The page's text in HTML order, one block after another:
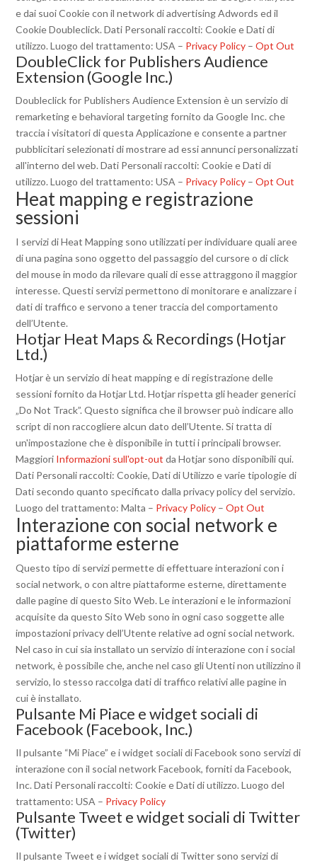
e dai suoi Cookie con il network di advertising Adwords ed il
Cookie Doubleclick. Dati Personali raccolti: Cookie e Dati di
utilizzo. Luogo del trattamento: USA – Privacy Policy – Opt Out
DoubleClick for Publishers Audience
Extension (Google Inc.)
Doubleclick for Publishers Audience Extension è un servizio di
remarketing e behavioral targeting fornito da Google Inc. che
traccia i visitatori di questa Applicazione e consente a partner
pubblicitari selezionati di mostrare ad essi annunci personalizzati
all'interno del web. Dati Personali raccolti: Cookie e Dati di
utilizzo. Luogo del trattamento: USA – Privacy Policy – Opt Out
Heat mapping e registrazione
sessioni
I servizi di Heat Mapping sono utilizzati per individuare quali aree
di una pagina sono oggetto del passaggio del cursore o di click
del mouse in modo da rilevare quali di esse attraggono il maggior
interesse. Questi servizi permettono di monitorare e analizzare i
dati di traffico e servono a tener traccia del comportamento
dell’Utente.
Hotjar Heat Maps & Recordings (Hotjar
Ltd.)
Hotjar è un servizio di heat mapping e di registrazione delle
sessioni fornito da Hotjar Ltd. Hotjar rispetta gli header generici
„Do Not Track”. Questo significa che il browser può indicare allo
script di non raccogliere alcun dato dell’Utente. Si tratta di
un'impostazione che è disponibile in tutti i principali browser.
Maggiori Informazioni sull'opt-out da Hotjar sono disponibili qui.
Dati Personali raccolti: Cookie, Dati di Utilizzo e varie tipologie di
Dati secondo quanto specificato dalla privacy policy del servizio.
Luogo del trattamento: Malta – Privacy Policy –Opt Out
Interazione con social network e
piattaforme esterne
Questo tipo di servizi permette di effettuare interazioni con i
social network, o con altre piattaforme esterne, direttamente
dalle pagine di questo Sito Web. Le interazioni e le informazioni
acquisite da questo Sito Web sono in ogni caso soggette alle
impostazioni privacy dell’Utente relative ad ogni social network.
Nel caso in cui sia installato un servizio di interazione con i social
network, è possibile che, anche nel caso gli Utenti non utilizzino il
servizio, lo stesso raccolga dati di traffico relativi alle pagine in
cui è installato.
Pulsante Mi Piace e widget sociali di
Facebook (Facebook, Inc.)
Il pulsante “Mi Piace” e i widget sociali di Facebook sono servizi di
interazione con il social network Facebook, forniti da Facebook,
Inc. Dati Personali raccolti: Cookie e Dati di utilizzo. Luogo del
trattamento: USA – Privacy Policy
Pulsante Tweet e widget sociali di Twitter
(Twitter)
Il pulsante Tweet e i widget sociali di Twitter sono servizi di